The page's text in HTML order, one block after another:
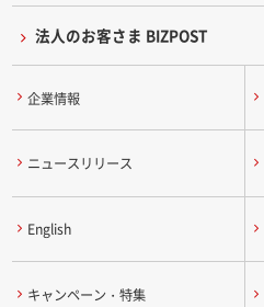
法人のお客さま BIZPOST
企業情報
ニュースリリース
English
キャンペーン・特集